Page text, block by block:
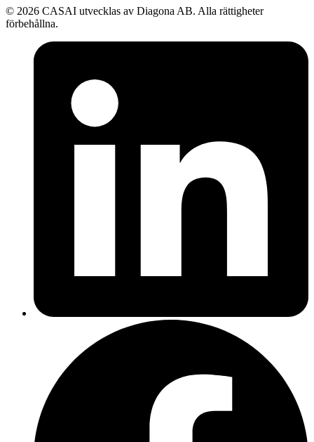
© 2026 CASAI utvecklas av Diagona AB. Alla rättigheter
förbehållna.